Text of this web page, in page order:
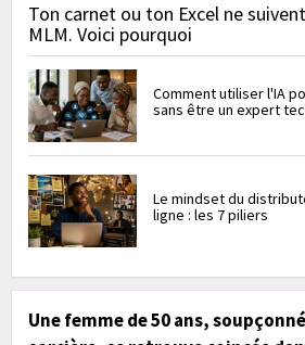
Ton carnet ou ton Excel ne
MLM. Voici pourquoi
Comment utiliser l'IA
sans être un expert
Le mindset du
ligne : les 7 piliers
Une femme de 50 ans,